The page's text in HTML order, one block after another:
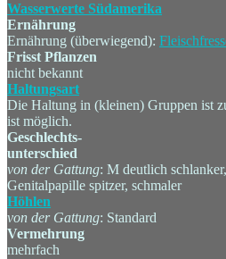
Wasserwerte Südamerika
Ernährung
Ernährung (überwiegend):
Frisst Pflanzen
nicht bekannt
Haltungsart
Die Haltung in (kleinen) Gruppen ist
ist möglich.
Geschlechts-
unterschied
von der Gattung: M deutlich
Genitalpapille spitzer, schmaler
Höhlen
von der Gattung: Standard
Vermehrung
mehrfach